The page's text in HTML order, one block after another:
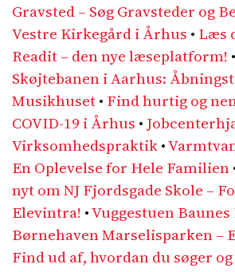
Gravsted – Søg Gravsteder og
Vestre Kirkegård i Århus • Læs
Readit – den nye læseplatform! •
Skøjtebanen i Aarhus:
Musikhuset• Find hurtig og
COVID-19 i Århus •
Virksomhedspraktik•
En Oplevelse for Hele Familien
nyt om NJ Fjordsgade Skole –
Elevintra! •Vuggestuen Baunes
Børnehaven Marselisparken –
Find ud af, hvordan du søger